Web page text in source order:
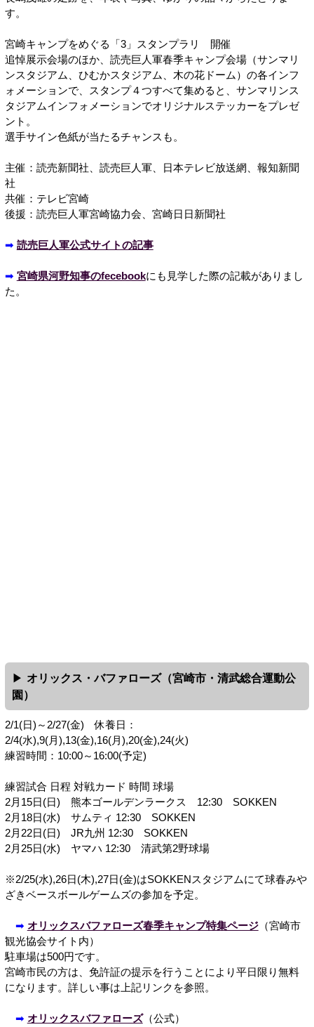
す。
宮崎キャンプをめぐる「3」スタンプラリ 開催
追悼展示会場のほか、読売巨人軍春季キャンプ会場（サンマリ
ンスタジアム、ひむかスタジアム、木の花ドーム）の各インフ
ォメーションで、スタンプ４つすべて集めると、サンマリンス
タジアムインフォメーションでオリジナルステッカーをプレゼ
ント。
選手サイン色紙が当たるチャンスも。
主催：読売新聞社、読売巨人軍、日本テレビ放送網、報知新聞
社
共催：テレビ宮崎
後援：読売巨人軍宮崎協力会、宮崎日日新聞社
➡ 読売巨人軍公式サイトの記事
➡ 宮崎県河野知事のfecebookにも見学した際の記載がありまし
た。
オリックス・バファローズ（宮崎市・清武総合運動公
園）
2/1(日)～2/27(金) 休養日：
2/4(水),9(月),13(金),16(月),20(金),24(火)
練習時間：10:00～16:00(予定)
練習試合 日程 対戦カード 時間 球場
2月15日(日) 熊本ゴールデンラークス 12:30 SOKKEN
2月18日(水) サムティ 12:30 SOKKEN
2月22日(日) JR九州 12:30 SOKKEN
2月25日(水) ヤマハ 12:30 清武第2野球場
※2/25(水),26日(木),27日(金)はSOKKENスタジアムにて球春みや
ざきベースボールゲームズの参加を予定。
➡ オリックスバファローズ春季キャンプ特集ページ（宮崎市
観光協会サイト内）
駐車場は500円です。
宮崎市民の方は、免許証の提示を行うことにより平日限り無料
になります。詳しい事は上記リンクを参照。
➡ オリックスバファローズ（公式）